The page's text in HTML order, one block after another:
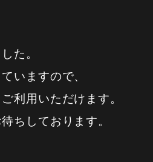
た。
いますので、
利用いただけます。
ちしております。